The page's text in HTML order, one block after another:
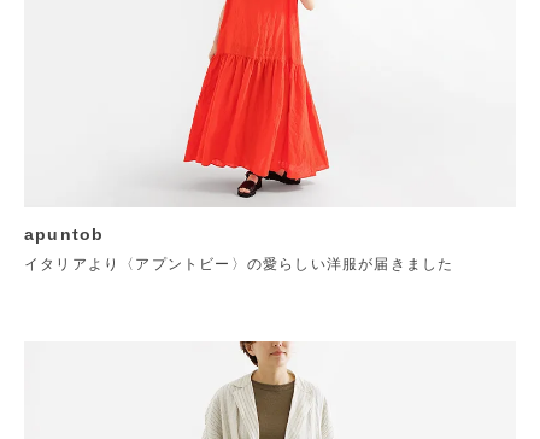
apuntob
イタリアより〈アプントビー〉の愛らしい洋服が届きました